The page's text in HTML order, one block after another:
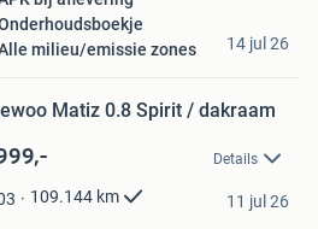
milieu/emissie zones
14 jul 26
Matiz 0.8 Spirit / dakraam
Details
109.144 km 11 jul 26